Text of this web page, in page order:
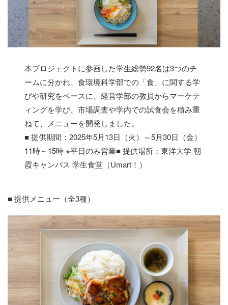
本プロジェクトに参画した学生総勢92名は3つのチ
ームに分かれ、食環境科学部での「食」に関する学
びや研究をベースに、経営学部の教員からマーケテ
ィングを学び、市場調査や学内での試食会を積み重
ねて、メニューを開発しました。
■ 提供期間：2025年5月13日（火）～5月30日（金）
11時～15時 ※平日のみ営業■ 提供場所：東洋大学 朝
霞キャンパス 学生食堂（Umart！）
■ 提供メニュー（全3種）